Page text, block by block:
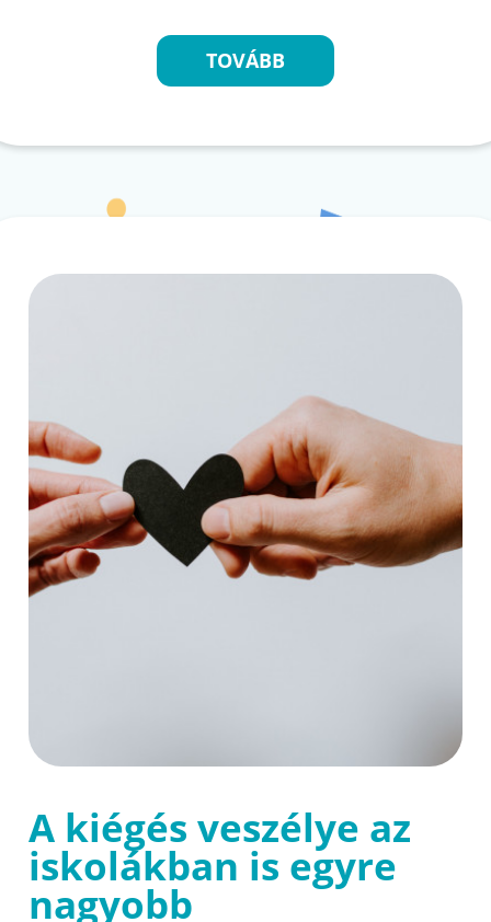
TOVÁBB
A kiégés veszélye az
iskolákban is egyre
nagyobb